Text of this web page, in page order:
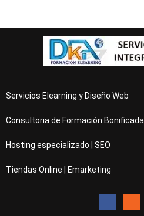
Servicios Elearning y Diseño Web
Consultoria de Formación Bonificada
Hosting especializado | SEO
Tiendas Online | Emarketing